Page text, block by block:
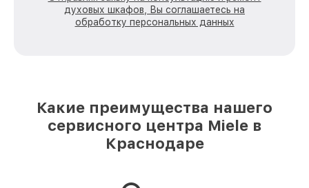
духовых шкафов, Вы соглашаетесь на
обработку персональных данных
Какие преимущества нашего
сервисного центра Miele в
Краснодаре